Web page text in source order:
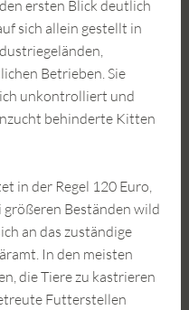
ersten Blick deutlich
sich allein gestellt in
Betrieben. Sie
unkontrolliert und
behinderte Kitten
in der Regel 120 Euro,
größeren Beständen wild
an das zuständige
In den meisten
die Tiere zu kastrieren
Futterstellen